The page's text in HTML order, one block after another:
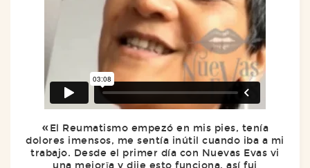
El Reumatismo empezó en mis pies, tenía
dolores imensos, me sentía inútil cuando iba a mi
trabajo. Desde el primer día con Nuevas Evas vi